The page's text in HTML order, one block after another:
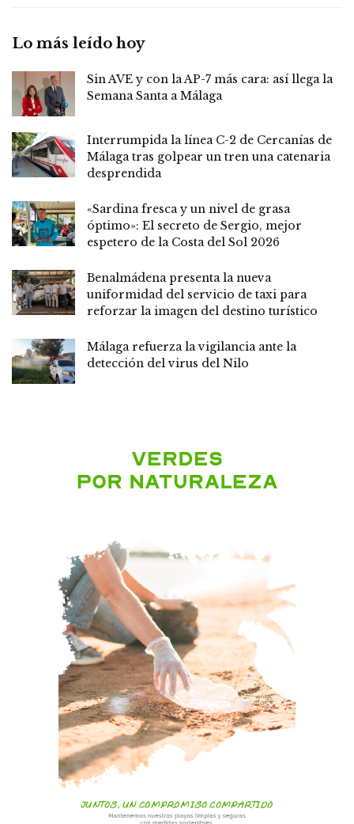
Lo más leído hoy
Sin AVE y con la AP-7 más cara: así llega la
Semana Santa a Málaga
Interrumpida la línea C-2 de Cercanías de
Málaga tras golpear un tren una catenaria
desprendida
«Sardina fresca y un nivel de grasa
óptimo»: El secreto de Sergio, mejor
espetero de la Costa del Sol 2026
Benalmádena presenta la nueva
uniformidad del servicio de taxi para
reforzar la imagen del destino turístico
Málaga refuerza la vigilancia ante la
detección del virus del Nilo